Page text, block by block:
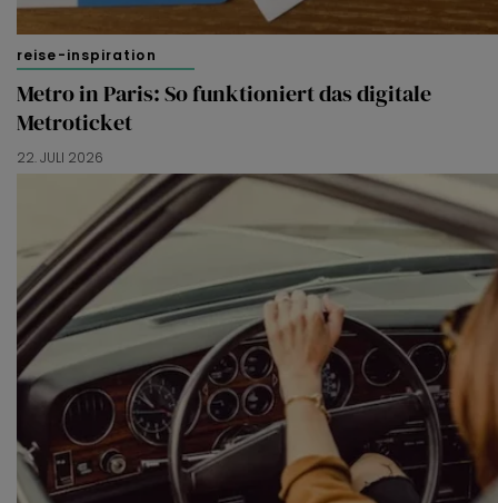
reise-inspiration
Metro in Paris: So funktioniert das digitale
Metroticket
22. JULI 2026